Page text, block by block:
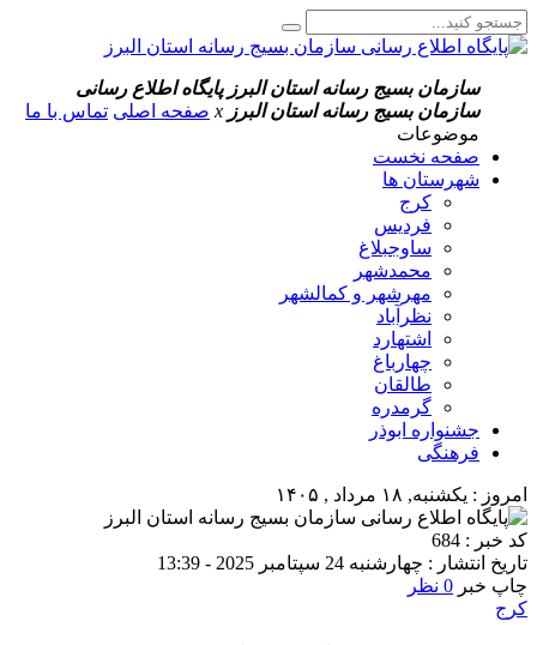
سازمان بسیج رسانه استان البرز پایگاه اطلاع رسانی
سازمان بسیج رسانه استان البرز x صفحه اصلی تماس با ما
موضوعات
صفحه نخست
شهرستان ها
کرج
فردیس
ساوجبلاغ
محمدشهر
مهرشهر و کمالشهر
نظرآباد
اشتهارد
چهارباغ
طالقان
گرمدره
جشنواره ابوذر
فرهنگی
امروز : یکشنبه, ۱۸ مرداد , ۱۴۰۵
کد خبر : 684
تاریخ انتشار : چهارشنبه 24 سپتامبر 2025 - 13:39
چاپ خبر 0 نظر
کرج